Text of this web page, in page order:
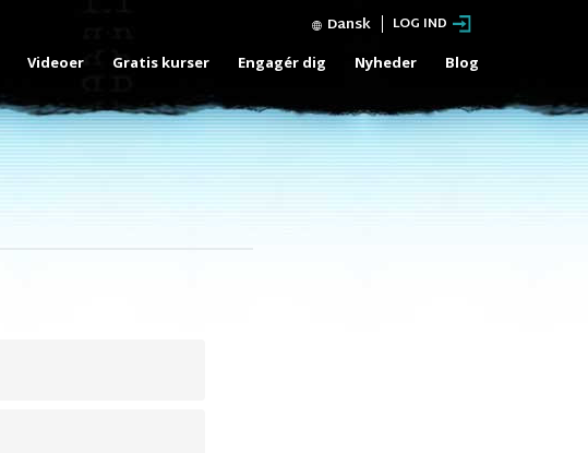
Dansk LOG IND
Videoer Gratis kurser Engagér dig Nyheder Blog